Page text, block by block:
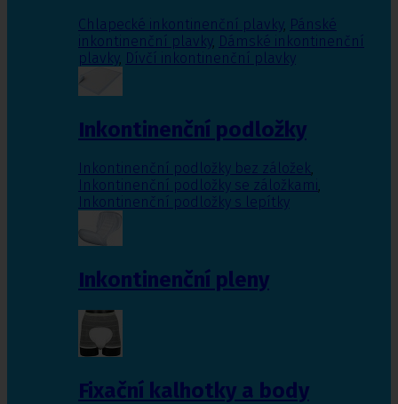
Chlapecké inkontinenční plavky, Pánské
inkontinenční plavky, Dámské inkontinenční
plavky, Dívčí inkontinenční plavky
Inkontinenční podložky
Inkontinenční podložky bez záložek,
Inkontinenční podložky se záložkami,
Inkontinenční podložky s lepítky
Inkontinenční pleny
Fixační kalhotky a body